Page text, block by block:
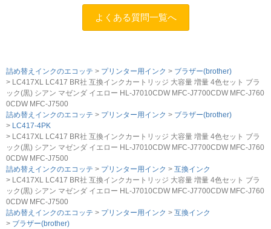
品返金を承る制度です。
※商品の不具合ではなく、プリンターの操作方法によっ
て改善する場合もありますので、まずは当店までご相談
【適用条件】
・商品を返送する前に必ず当店までご連絡をいただきサ
ポートを受けていただくこと
・当店でご購入履歴が確認できる商品であること
・保証対象となる商品を当店指定の方法で返送いただく
こと
・当店で定めた保証期間（ご購入日から1年間）を過ぎ
る前に当店へご連絡をいただくこと
・返品理由が「不要になったから」「注文を間違えた」
等お客様都合ではないこと
保証期間：プリンター本体ご購入日から１年間
当店のインクが原因でトラブルが発生し、サポートスタ
る制度です。※商品の不具合ではなく、プリンターの操
作方法によって改善する場合もありますので、まずは当
店までご相談をお願いいたします。
【適用条件】
・修理に出される前に、必ず当店へご連絡をいただくこ
と。
・プリンター本体が保証期間内であることを証明できる
書類（保証書や領収書など）をご提示いただくこと。
・当店の商品が原因でプリンターが故障したことがわか
る書類（修理の明細書など）をご提示いただくこと。
・プリンターの廃インクエラーや廃トナーエラーによる
よくある質問一覧へ
詰め替えインクのエコッテ プリンター用インク
ブラザー(brother)
LC417XL LC417 BR社 互換インクカートリッジ 大容量 増量 4色セット ブラ
ック(黒) シアン マゼンダ イエロー HL-J7010CDW MFC-J7700CDW MFC-J760
0CDW MFC-J7500
詰め替えインクのエコッテ
プリンター用インク
ブラザー(brother)
LC417-4PK
LC417XL LC417 BR社 互換インクカートリッジ 大容量 増量 4色セット ブラ
ック(黒) シアン マゼンダ イエロー HL-J7010CDW MFC-J7700CDW MFC-J760
0CDW MFC-J7500
詰め替えインクのエコッテ
プリンター用インク
互換インク
LC417XL LC417 BR社 互換インクカートリッジ 大容量 増量 4色セット ブラ
ック(黒) シアン マゼンダ イエロー HL-J7010CDW MFC-J7700CDW MFC-J760
0CDW MFC-J7500
詰め替えインクのエコッテ
プリンター用インク
互換インク
ブラザー(brother)